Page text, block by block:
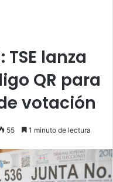
TSE lanza
QR para
votación
55 1 minuto de lectura